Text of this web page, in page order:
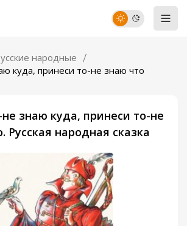
народные
куда, принеси то-не знаю что
знаю куда, принеси то-не
Русская народная сказка